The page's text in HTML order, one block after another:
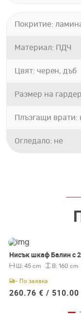
Покритие:
Материал: ПДЧ
Цвят: черен, дъб
Размер на
Плъзгащи врати:
Огледало: не
Нисък шкаф Балин с
Ш: 45 cm В: 160 cm
- По заявка
260.76 € / 510.00